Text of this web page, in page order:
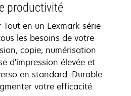
productivité
en un Lexmark série
les besoins de votre
copie, numérisation
d'impression élevée et
en standard. Durable
votre efficacité.